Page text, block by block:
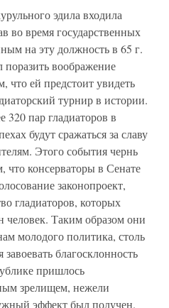
эдила входила
во время государственных
на эту должность в 65 г.
поразить воображение
что ей предстоит увидеть
турнир в истории.
пар гладиаторов в
будут сражаться за славу
Этого события чернь
что консерваторы в Сенате
законопроект,
гладиаторов, которых
человек. Таким образом они
молодого политика, столь
благосклонность
пришлось
зрелищем, нежели
эффект был получен.